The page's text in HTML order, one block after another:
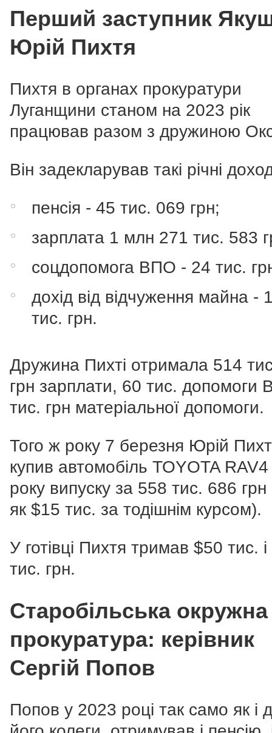
Перший заступник
Юрій Пихтя
Пихтя в органах прокуратури
Луганщини станом на 2023 рік
працював разом з дружиною
Він задекларував такі річні
пенсія - 45 тис. 069 грн;
зарплата 1 млн 271 тис. 583
соцдопомога ВПО - 24 тис.
дохід від відчуження майна -
тис. грн.
Дружина Пихті отримала 514
грн зарплати, 60 тис. допомоги
тис. грн матеріальної допомоги.
Того ж року 7 березня Юрій
купив автомобіль TOYOTA
року випуску за 558 тис. 686 грн
як $15 тис. за тодішнім курсом).
У готівці Пихтя тримав $50 тис.
тис. грн.
Старобільська окружна
прокуратура: керівник
Сергій Попов
Попов у 2023 році так само як і